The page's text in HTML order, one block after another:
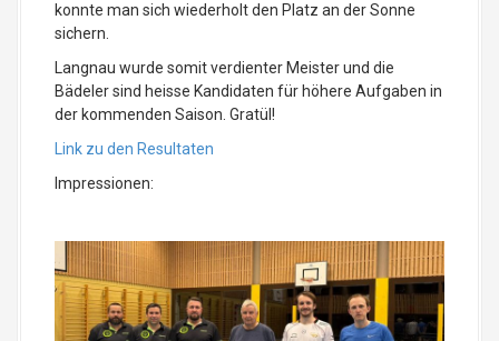
konnte man sich wiederholt den Platz an der Sonne
sichern.
Langnau wurde somit verdienter Meister und die
Bädeler sind heisse Kandidaten für höhere Aufgaben in
der kommenden Saison. Gratül!
Link zu den Resultaten
Impressionen: